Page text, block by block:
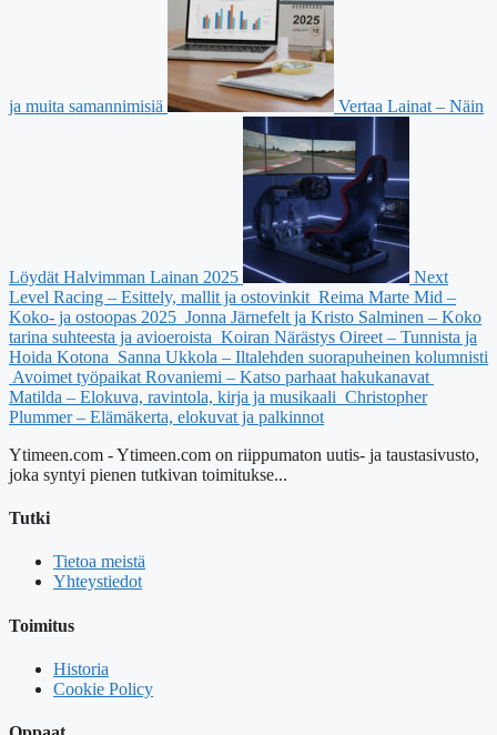
ja muita samannimisiä Vertaa Lainat – Näin
Löydät Halvimman Lainan 2025
Next
Level Racing – Esittely, mallit ja ostovinkit Reima Marte Mid –
Koko- ja ostoopas 2025 Jonna Järnefelt ja Kristo Salminen – Koko
tarina suhteesta ja avioeroista Koiran Närästys Oireet – Tunnista ja
Hoida Kotona Sanna Ukkola – Iltalehden suorapuheinen kolumnisti
Avoimet työpaikat Rovaniemi – Katso parhaat hakukanavat
Matilda – Elokuva, ravintola, kirja ja musikaali Christopher
Plummer – Elämäkerta, elokuvat ja palkinnot
Ytimeen.com - Ytimeen.com on riippumaton uutis- ja taustasivusto,
joka syntyi pienen tutkivan toimitukse...
Tutki
Tietoa meistä
Yhteystiedot
Toimitus
Historia
Cookie Policy